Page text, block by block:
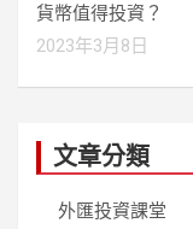
貨幣值得投資？
2023年3月8日
文章分類
外匯投資課堂